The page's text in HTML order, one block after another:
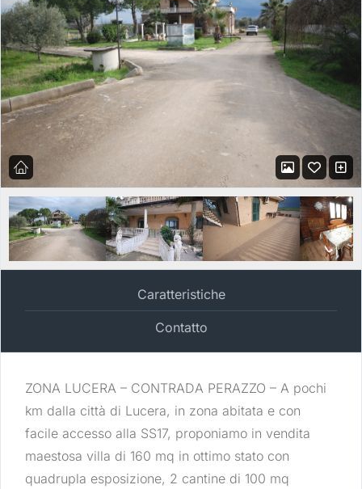
Caratteristiche
Contatto
ZONA LUCERA – CONTRADA PERAZZO – A pochi
km dalla città di Lucera, in zona abitata e con
facile accesso alla SS17, proponiamo in vendita
maestosa villa di 160 mq in ottimo stato con
quadrupla esposizione, 2 cantine di 100 mq